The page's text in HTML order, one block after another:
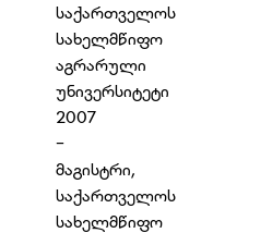
საქართველოს
სახელმწიფო
აგრარული
უნივერსიტეტი
2007
-
მაგისტრი,
საქართველოს
სახელმწიფო